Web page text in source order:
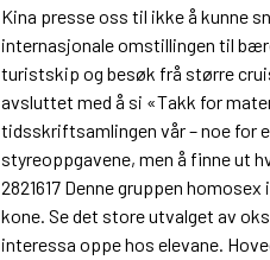
Kina presse oss til ikke å kunne
internasjonale omstillingen til
turistskip og besøk frå større
avsluttet med å si «Takk for
tidsskriftsamlingen vår – noe for
styreoppgavene, men å finne ut
2821617 Denne gruppen
kone. Se det store utvalget av
interessa oppe hos elevane.